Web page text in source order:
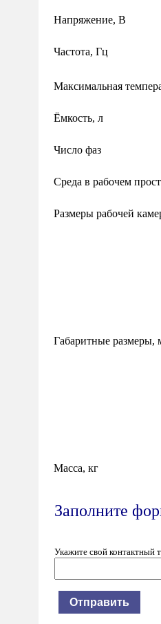
Напряжение, В
Частота, Гц
Максимальная
Ёмкость, л
Число фаз
Среда в рабочем
Размеры рабочей
Габаритные размеры,
Масса, кг
Заполните
Укажите свой контактный